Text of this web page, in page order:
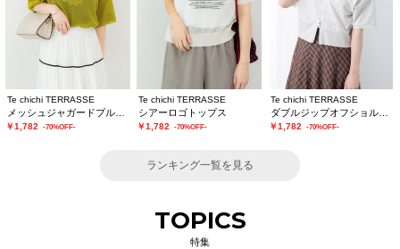
Te chichi TERRASSE
￥1,782 -70%OFF-
Te chichi TERRASSE
シアーロゴトップス
￥1,782 -70%OFF-
Te chichi TERRASSE
ダブルジップオフショルカットトップス
￥1,782 -70%OFF-
ランキング一覧を見る
TOPICS
特集